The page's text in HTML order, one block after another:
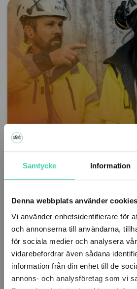
Samtycke Information
Denna webbplats använder cookies
Vi använder enhetsidentifierare för
och annonserna till användarna,
för sociala medier och analysera
vidarebefordrar även sådana
information från din enhet till de
annons- och analysföretag som vi
medarbetare.
Mer om attraktiv och trygg